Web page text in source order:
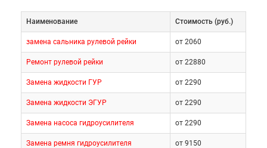
Наименование Cтоимость (руб.)
замена сальника рулевой рейки от 2060
Ремонт рулевой рейки от 22880
Замена жидкости ГУР от 2290
Замена жидкости ЭГУР от 2290
Замена насоса гидроусилителя от 2290
Замена ремня гидроусилителя от 9150